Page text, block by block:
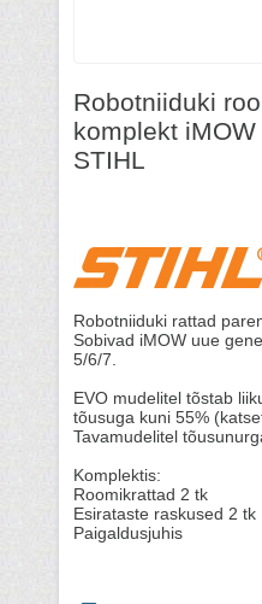
Robotniiduki
komplekt iMOW
STIHL
Robotniiduki rattad
Sobivad iMOW uue
5/6/7.
EVO mudelitel tõstab
tõusuga kuni 55%
Tavamudelitel
Komplektis:
Roomikrattad 2 tk
Esirataste raskused 2 tk
Paigaldusjuhis